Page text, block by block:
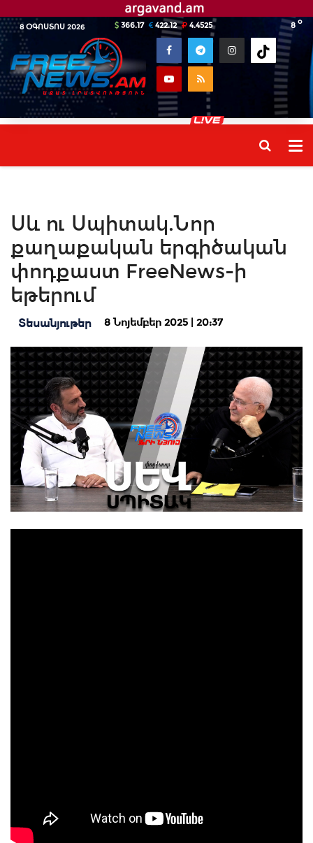
8 ՕԳՈՍՏՈՍ 2026 8 o
366.17 422.12 4.4525
Սև ու Սպիտակ.Նոր
քաղաքական երգիծական
փոդքաստ FreeNews-ի
եթերում
Տեսանյութեր 8 Նոյեմբեր 2025 | 20:37